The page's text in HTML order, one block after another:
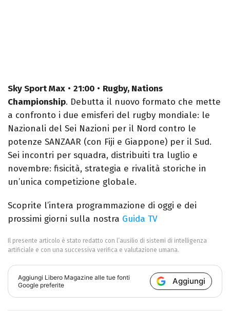
Sky Sport Max • 21:00 • Rugby, Nations
Championship. Debutta il nuovo formato che mette
a confronto i due emisferi del rugby mondiale: le
Nazionali del Sei Nazioni per il Nord contro le
potenze SANZAAR (con Fiji e Giappone) per il Sud.
Sei incontri per squadra, distribuiti tra luglio e
novembre: fisicità, strategia e rivalità storiche in
un’unica competizione globale.
Scoprite l’intera programmazione di oggi e dei
prossimi giorni sulla nostra Guida TV
Il presente articolo è stato redatto con l’ausilio di sistemi di intelligenza
artificiale e con una successiva verifica e valutazione umana.
Aggiungi Libero Magazine alle tue fonti
Google preferite
Aggiungi